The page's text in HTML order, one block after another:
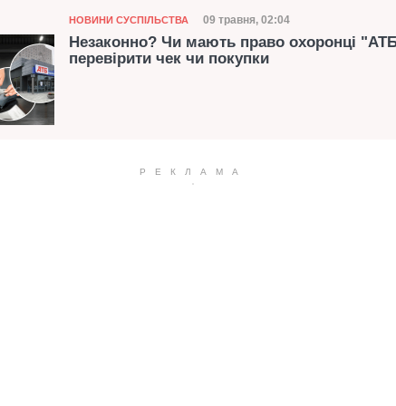
Категорія
НОВИНИ СУСПІЛЬСТВА Дата публікації
09 травня, 02:04
Незаконно? Чи мають право охоронці
перевірити чек чи покупки